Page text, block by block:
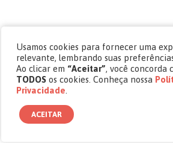
Usamos cookies para fornecer uma
relevante, lembrando suas
Ao clicar em “Aceitar”, você concorda
TODOS os cookies. Conheça nossa
Privacidade
ACEITAR